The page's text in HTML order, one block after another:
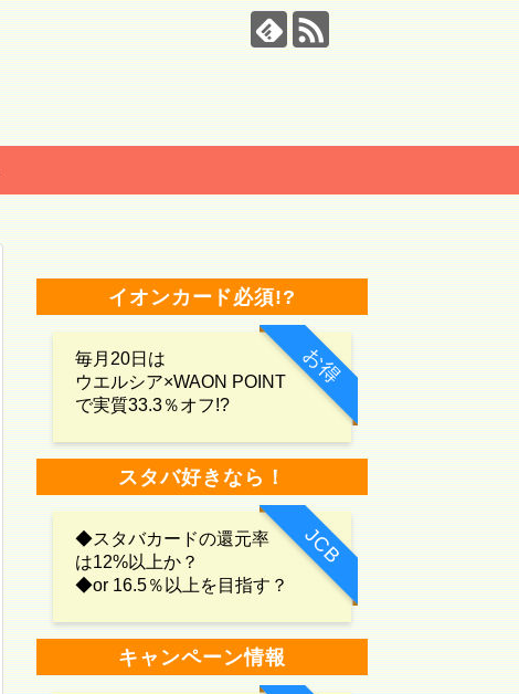
イオンカード必須!?
お得
毎月20日は
ウエルシア×WAON POINT
で実質33.3％オフ!?
スタバ好きなら！
JCB
◆スタバカードの還元率
は12%以上か？
◆or 16.5％以上を目指す？
キャンペーン情報